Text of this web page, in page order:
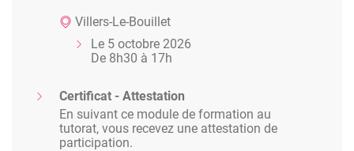
Villers-Le-Bouillet
Le 5 octobre 2026
De 8h30 à 17h
Certificat - Attestation
En suivant ce module de formation au
tutorat, vous recevez une attestation de
participation.